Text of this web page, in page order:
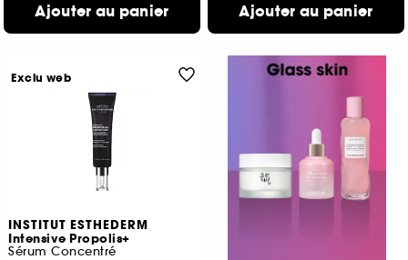
Ajouter au panier Ajouter au panier
INSTITUT ESTHEDERM
Intensive Propolis+
Sérum Concentré
Exclu web